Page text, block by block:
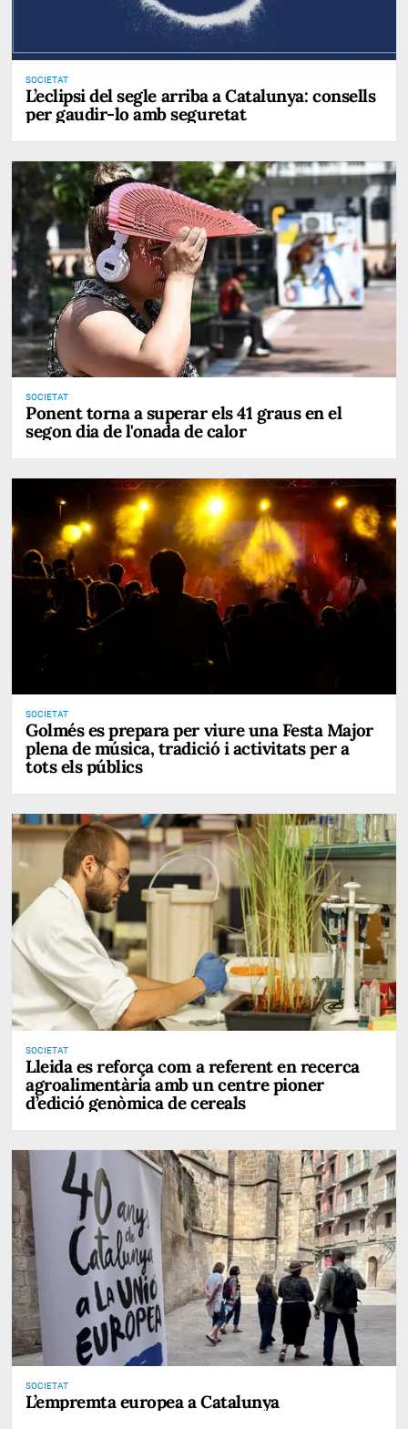
SOCIETAT
L’eclipsi del segle arriba a Catalunya: consells
per gaudir-lo amb seguretat
SOCIETAT
Ponent torna a superar els 41 graus en el
segon dia de l'onada de calor
SOCIETAT
Golmés es prepara per viure una Festa Major
plena de música, tradició i activitats per a
tots els públics
SOCIETAT
Lleida es reforça com a referent en recerca
agroalimentària amb un centre pioner
d’edició genòmica de cereals
SOCIETAT
L’empremta europea a Catalunya